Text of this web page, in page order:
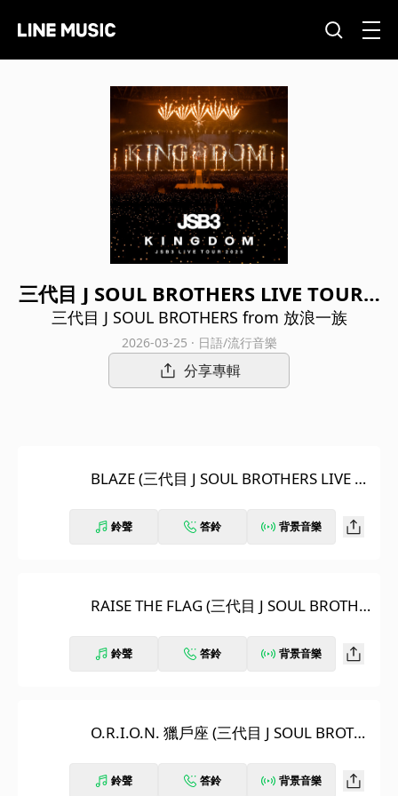
三代目 J SOUL BROTHERS LIVE TOUR 2
025 "KINGDOM"
三代目 J SOUL BROTHERS from 放浪一族
2026-03-25 · 日語/流行音樂
分享專輯
BLAZE (三代目 J SOUL BROTHERS LIVE T
鈴聲 答鈴 背景音樂
RAISE THE FLAG (三代目 J SOUL BROTHE
鈴聲 答鈴 背景音樂
O.R.I.O.N. 獵戶座 (三代目 J SOUL BROTH
鈴聲 答鈴 背景音樂